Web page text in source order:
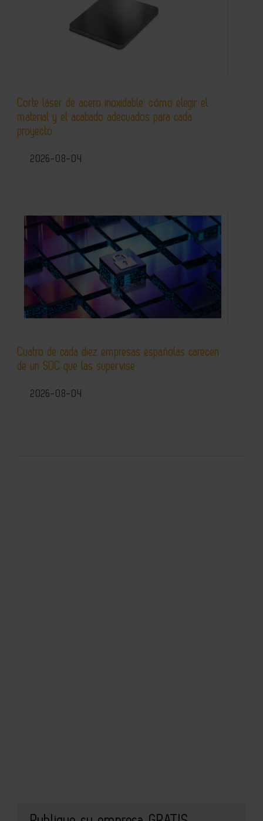
Corte láser de acero inoxidable: cómo elegir el
material y el acabado adecuados para cada
proyecto
2026-08-04
Cuatro de cada diez empresas españolas carecen
de un SOC que las supervise
2026-08-04